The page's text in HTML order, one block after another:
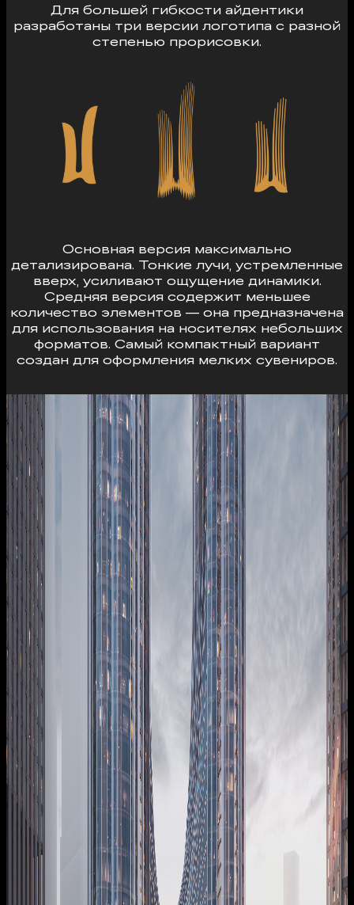
Для большей гибкости айдентики
разработаны три версии логотипа с разной
степенью прорисовки.
Основная версия максимально
детализирована. Тонкие лучи, устремленные
вверх, усиливают ощущение динамики.
Средняя версия содержит меньшее
количество элементов — она предназначена
для использования на носителях небольших
форматов. Самый компактный вариант
создан для оформления мелких сувениров.